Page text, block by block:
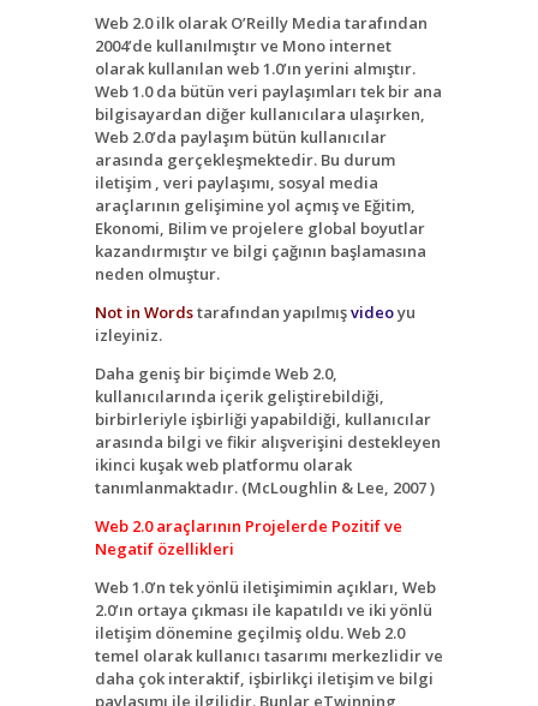
Web 2.0 ilk olarak O’Reilly Media tarafından
2004’de kullanılmıştır ve Mono internet
olarak kullanılan web 1.0’ın yerini almıştır.
Web 1.0 da bütün veri paylaşımları tek bir ana
bilgisayardan diğer kullanıcılara ulaşırken,
Web 2.0’da paylaşım bütün kullanıcılar
arasında gerçekleşmektedir. Bu durum
iletişim , veri paylaşımı, sosyal media
araçlarının gelişimine yol açmış ve Eğitim,
Ekonomi, Bilim ve projelere global boyutlar
kazandırmıştır ve bilgi çağının başlamasına
neden olmuştur.
Not in Wordstarafından yapılmışvideoyu
izleyiniz.
Daha geniş bir biçimde Web 2.0,
kullanıcılarında içerik geliştirebildiği,
birbirleriyle işbirliği yapabildiği, kullanıcılar
arasında bilgi ve fikir alışverişini destekleyen
ikinci kuşak web platformu olarak
tanımlanmaktadır. (McLoughlin & Lee, 2007 )
Web 2.0 araçlarının Projelerde Pozitif ve
Negatif özellikleri
Web 1.0’n tek yönlü iletişimimin açıkları, Web
2.0’ın ortaya çıkması ile kapatıldı ve iki yönlü
iletişim dönemine geçilmiş oldu. Web 2.0
temel olarak kullanıcı tasarımı merkezlidir ve
daha çok interaktif, işbirlikçi iletişim ve bilgi
paylaşımı ile ilgilidir. Bunlar eTwinning